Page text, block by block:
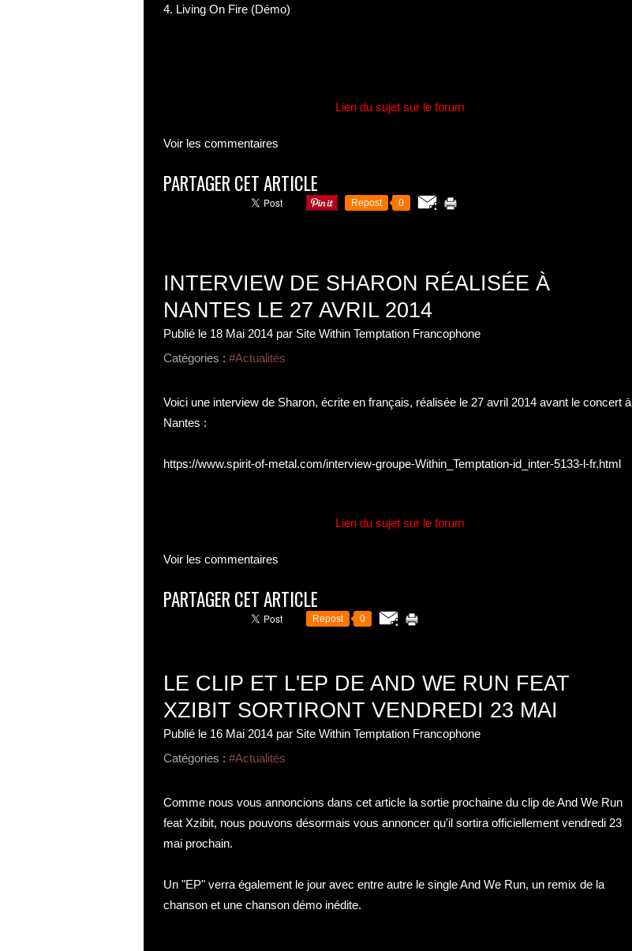
4. Living On Fire (Démo)
Lien du sujet sur le forum
Voir les commentaires
PARTAGER CET ARTICLE
Repost 0
INTERVIEW DE SHARON RÉALISÉE À
NANTES LE 27 AVRIL 2014
Publié le 18 Mai 2014 par Site Within Temptation Francophone
Catégories : #Actualités
Voici une interview de Sharon, écrite en français, réalisée le 27 avril 2014 avant le concert à
Nantes :
https://www.spirit-of-metal.com/interview-groupe-Within_Temptation-id_inter-5133-l-fr.html
Lien du sujet sur le forum
Voir les commentaires
PARTAGER CET ARTICLE
Repost 0
LE CLIP ET L'EP DE AND WE RUN FEAT
XZIBIT SORTIRONT VENDREDI 23 MAI
Publié le 16 Mai 2014 par Site Within Temptation Francophone
Catégories : #Actualités
Comme nous vous annoncions dans cet article la sortie prochaine du clip de And We Run
feat Xzibit, nous pouvons désormais vous annoncer qu'il sortira officiellement vendredi 23
mai prochain.
Un "EP" verra également le jour avec entre autre le single And We Run, un remix de la
chanson et une chanson démo inédite.